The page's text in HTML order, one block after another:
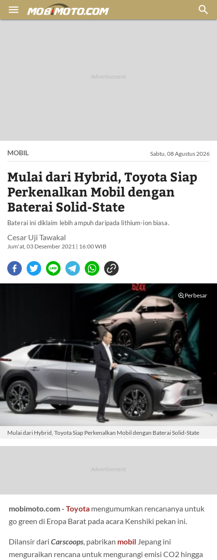
 
MOBIL Sabtu, 08 Agustus 2026
Mulai dari Hybrid, Toyota Siap
Perkenalkan Mobil dengan
Baterai Solid-State
Baterai ini diklaim lebih ampuh daripada lithium-ion biasa.
Cesar Uji Tawakal
Jum'at, 03 Desember 2021 | 16:00 WIB
Perbesar
Mulai dari Hybrid, Toyota Siap Perkenalkan Mobil dengan Baterai Solid-State
mobimoto.com - Toyota mengumumkan rencananya untuk
go green di Eropa Barat pada acara Kenshiki pekan ini.
Dilansir dari Carscoops , pabrikan mobil Jepang ini
menguraikan rencana untuk mengurangi emisi CO2 hingga